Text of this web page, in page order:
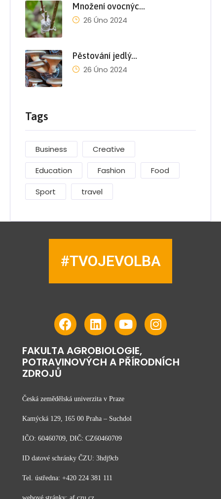
Množení ovocnýc…
26 Úno 2024
Pěstování jedlý…
26 Úno 2024
Tags
Business Creative
Education Fashion Food
Sport travel
#TVOJEVOLBA
FAKULTA AGROBIOLOGIE,
POTRAVINOVÝCH A PŘÍRODNÍCH
ZDROJŮ
Česká zemědělská univerzita v Praze
Kamýcká 129, 165 00 Praha – Suchdol
IČO: 60460709, DIČ: CZ60460709
ID datové schránky ČZU: 3hdj9cb
Tel. ústředna: +420 224 381 111